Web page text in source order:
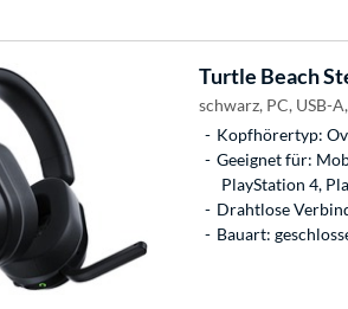
Turtle Beach
schwarz, PC, USB-
Kopfhörertyp:
Geeignet für:
PlayStation 4,
Drahtlose
Bauart: